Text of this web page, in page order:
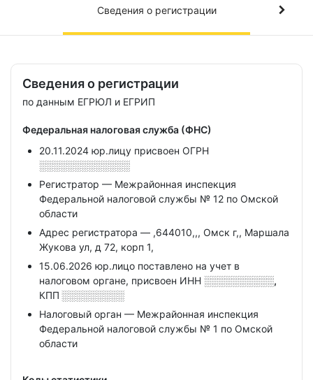
Сведения о регистрации
Сведения о регистрации
по данным ЕГРЮЛ и ЕГРИП
Федеральная налоговая служба (ФНС)
20.11.2024 юр.лицу присвоен ОГРН
░░░░░░░░░░░░░
Регистратор — Межрайонная инспекция
Федеральной налоговой службы № 12 по Омской
области
Адрес регистратора — ,644010,,, Омск г,, Маршала
Жукова ул, д 72, корп 1,
15.06.2026 юр.лицо поставлено на учет в
налоговом органе, присвоен ИНН ░░░░░░░░░░,
КПП ░░░░░░░░░
Налоговый орган — Межрайонная инспекция
Федеральной налоговой службы № 1 по Омской
области